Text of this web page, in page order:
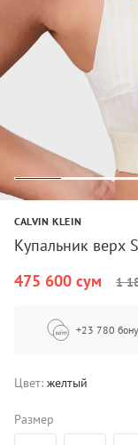
CALVIN KLEIN
Купальник верх
475 600 сум
1
+23 780
Цвет: желтый
Размер